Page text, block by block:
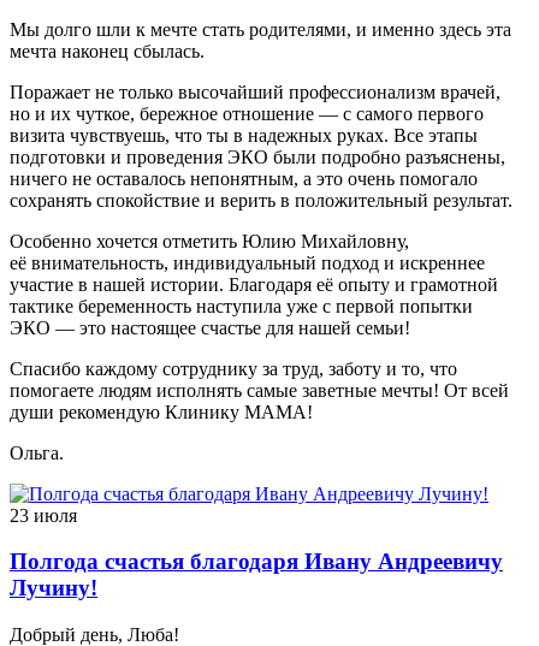
Мы долго шли к мечте стать родителями, и именно здесь эта
мечта наконец сбылась.
Поражает не только высочайший профессионализм врачей,
но и их чуткое, бережное отношение — с самого первого
визита чувствуешь, что ты в надежных руках. Все этапы
подготовки и проведения ЭКО были подробно разъяснены,
ничего не оставалось непонятным, а это очень помогало
сохранять спокойствие и верить в положительный результат.
Особенно хочется отметить Юлию Михайловну,
её внимательность, индивидуальный подход и искреннее
участие в нашей истории. Благодаря её опыту и грамотной
тактике беременность наступила уже с первой попытки
ЭКО — это настоящее счастье для нашей семьи!
Спасибо каждому сотруднику за труд, заботу и то, что
помогаете людям исполнять самые заветные мечты! От всей
души рекомендую Клинику МАМА!
Ольга.
23 июля
Полгода счастья благодаря Ивану Андреевичу
Лучину!
Добрый день, Люба!